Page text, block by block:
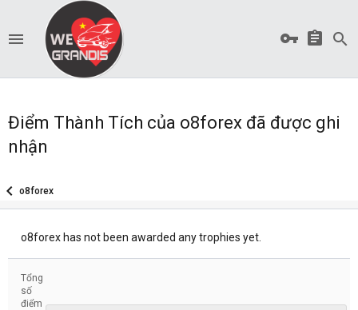
Điểm Thành Tích của o8forex đã được ghi
nhận
o8forex
o8forex has not been awarded any trophies yet.
Tổng
số
điểm